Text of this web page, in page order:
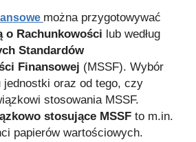
można przygotowywać
o Rachunkowości lub według
Standardów
Finansowej (MSSF). Wybór
jednostki oraz od tego, czy
stosowania MSSF.
stosujące MSSF to m.in.
papierów wartościowych.